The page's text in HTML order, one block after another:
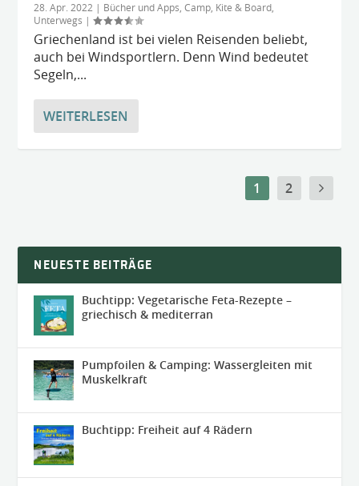
28. Apr. 2022 | Bücher und Apps,Camp, Kite & Board,
Unterwegs |
Griechenland ist bei vielen Reisenden beliebt,
auch bei Windsportlern. Denn Wind bedeutet
Segeln,...
WEITERLESEN
1 2
NEUESTE BEITRÄGE
Buchtipp: Vegetarische Feta-Rezepte –
griechisch & mediterran
Pumpfoilen & Camping: Wassergleiten mit
Muskelkraft
Buchtipp: Freiheit auf 4 Rädern